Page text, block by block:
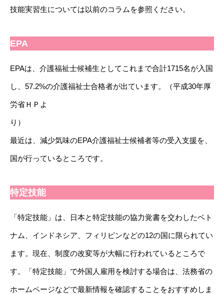
技能実習生については以前のコラムを参照ください。
EPA
EPAは、介護福祉士候補生としてこれまで合計1715名が入国
し、57.2%の介護福祉士合格者が出ています。（平成30年厚
労省ＨＰよ
り
最近は、減少気味のEPA介護福祉士候補者等の受入支援を、
国が行っているところです。
特定技能
「特定技能」は、日本と特定技能の協力覚書を交わしたベト
ナム、インドネシア、フィリピンなどの12の国に限られてい
ます。現在、制度の改変等が大幅に行われているところで
す。「特定技能」で外国人雇用を検討する場合は、法務省の
ホームページなどで最新情報を確認することをおすすめしま